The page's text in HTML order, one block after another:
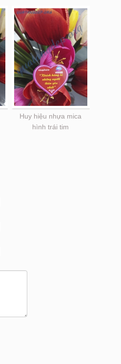
Huy hiệu nhựa mica
hình trái tim